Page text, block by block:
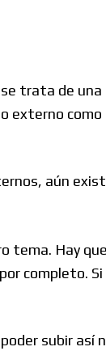
trata de
externo como
aún
tema. Hay
completo.
subir así